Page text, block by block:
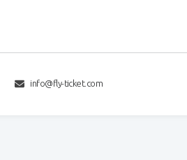
info@fly-ticket.com